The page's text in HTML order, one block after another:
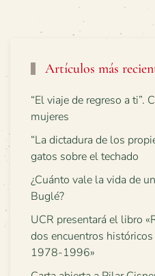
Artículos más
“El viaje de regreso a ti”.
mujeres
“La dictadura de los
gatos sobre el techado
¿Cuánto vale la vida de
Buglé?
UCR presentará el libro
dos encuentros
1978-1996»